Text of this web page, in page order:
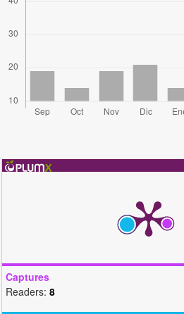
Captures
Readers: 8